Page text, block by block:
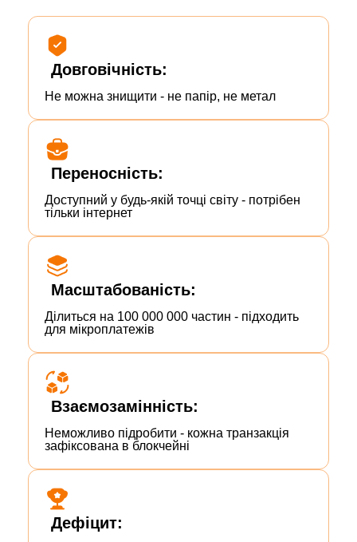
Довговічність:
Не можна знищити - не папір, не метал
Переносність:
Доступний у будь-якій точці світу - потрібен
тільки інтернет
Масштабованість:
Ділиться на 100 000 000 частин - підходить
для мікроплатежів
Взаємозамінність:
Неможливо підробити - кожна транзакція
зафіксована в блокчейні
Дефіцит: